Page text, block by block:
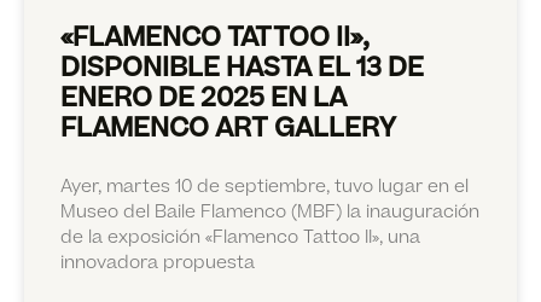
«FLAMENCO TATTOO II»,
DISPONIBLE HASTA EL 13 DE
ENERO DE 2025 EN LA
FLAMENCO ART GALLERY
Ayer, martes 10 de septiembre, tuvo lugar en el
Museo del Baile Flamenco (MBF) la inauguración
de la exposición «Flamenco Tattoo II», una
innovadora propuesta